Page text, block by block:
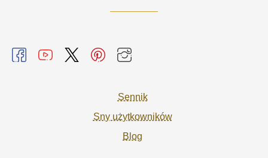
Sennik
Sny użytkowników
Blog